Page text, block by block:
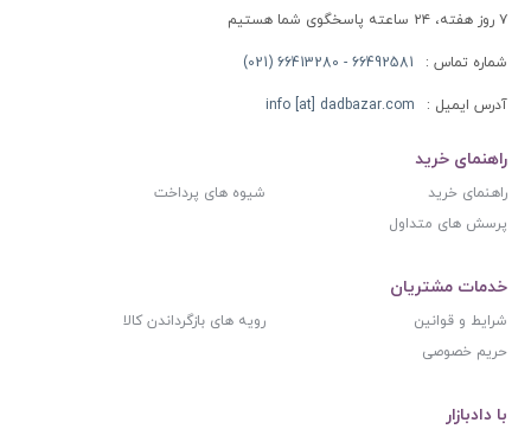
۷ روز هفته، ۲۴ ساعته پاسخگوی شما هستیم
شماره تماس : 66492581 - 66413280 (021)
آدرس ایمیل : info [at] dadbazar.com
راهنمای خرید
راهنمای خرید
شیوه های پرداخت
پرسش های متداول
خدمات مشتریان
شرایط و قوانین
رویه های بازگرداندن کالا
حریم خصوصی
با دادبازار